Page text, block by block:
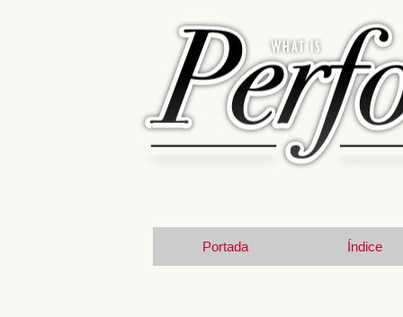
Portada Índice